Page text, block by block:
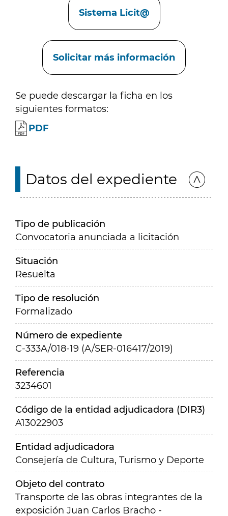
Sistema Licit@
Solicitar más información
Se puede descargar la ficha en los
siguientes formatos:
PDF
Datos del expediente
Tipo de publicación
Convocatoria anunciada a licitación
Situación
Resuelta
Tipo de resolución
Formalizado
Número de expediente
C-333A/018-19 (A/SER-016417/2019)
Referencia
3234601
Código de la entidad adjudicadora (DIR3)
A13022903
Entidad adjudicadora
Consejería de Cultura, Turismo y Deporte
Objeto del contrato
Transporte de las obras integrantes de la
exposición Juan Carlos Bracho -